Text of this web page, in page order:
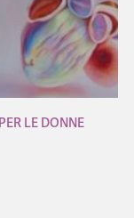
LE DONNE